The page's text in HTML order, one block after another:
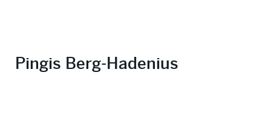
Pingis Berg-Hadenius